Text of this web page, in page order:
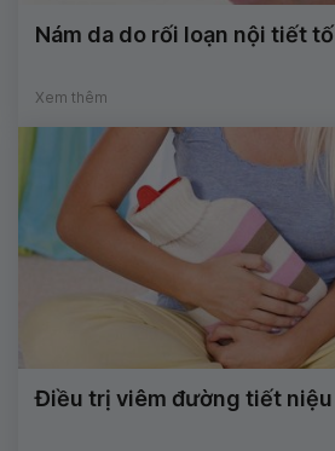
Nám da do rối loạn nội tiết tố
Xem thêm
Điều trị viêm đường tiết niệu